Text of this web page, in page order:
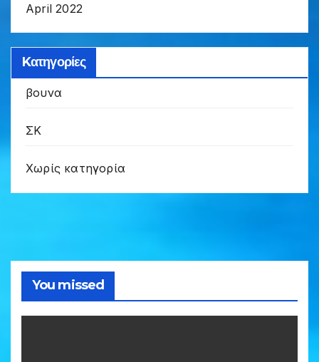
April 2022
Kατηγορίες
βουνα
ΣΚ
Χωρίς κατηγορία
You missed